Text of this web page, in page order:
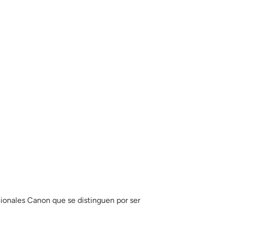
Canon que se distinguen por ser